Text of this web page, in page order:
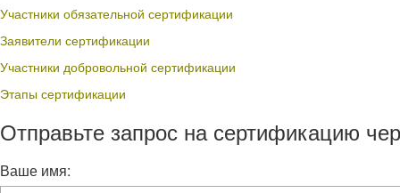
Участники обязательной сертификации
Заявители сертификации
Участники добровольной сертификации
Этапы сертификации
Отправьте запрос на сертификацию
Ваше имя: